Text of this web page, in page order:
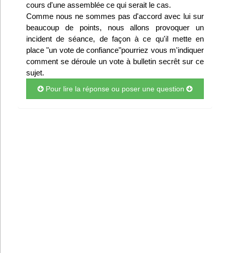
Infos
Divers
Abo Lettrasso
Désabo Lettrasso
cours d'une assemblée ce qui serait le cas.
Comme nous ne sommes pas d'accord avec lui sur
beaucoup de points, nous allons provoquer un
incident de séance, de façon à ce qu'il mette en
place "un vote de confiance"pourriez vous m'indiquer
comment se déroule un vote à bulletin secrêt sur ce
sujet.
Pour lire la réponse ou poser une question